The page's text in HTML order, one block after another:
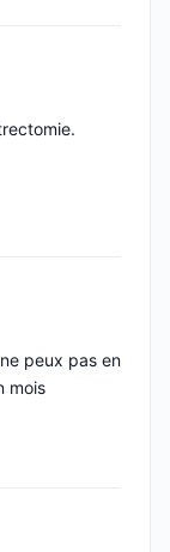
peux pas en
mois